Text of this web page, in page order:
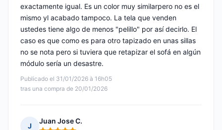
Publicado el 31/01/2026 à 16h05
tras una compra de 20/01/2026
exactamente igual. Es un color muy similarpero no es el
mismo yl acabado tampoco. La tela que venden
ustedes tiene algo de menos "pelillo" por así decirlo. El
caso es que como es para otro tapizado en unas sillas
no se nota pero si tuviera que retapizar el sofá en algún
módulo sería un desastre.
J
Juan Jose C.